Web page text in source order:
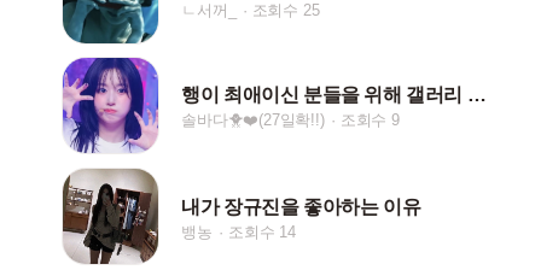
ㄴ서꺼_ 조회수 25
행이 최애이신 분들을 위해 갤러리 탈탈 털었습니다...
솔바다🐥❤️(27일확!!) 조회수 9
내가 장규진을 좋아하는 이유
뱅농 조회수 14